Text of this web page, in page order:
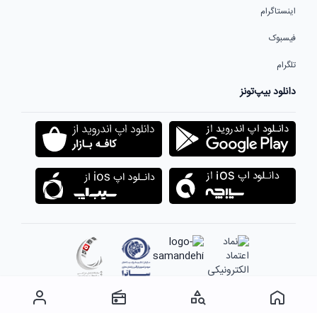
اینستاگرام
فیسبوک
تلگرام
دانلود بیپ‌تونز